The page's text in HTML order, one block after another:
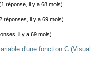
réponse, il y a 68 mois)
réponses, il y a 69 mois)
il y a 69 mois)
d'une fonction C (Visual